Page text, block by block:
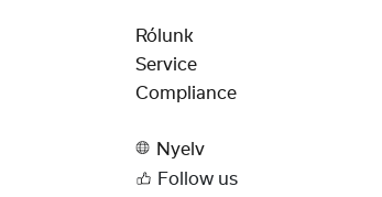
Rólunk
Service
Compliance
Nyelv
Follow us